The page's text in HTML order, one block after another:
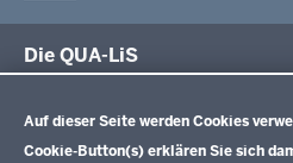
Auf dieser Seite werden Cookies
Cookie-Button(s) erklären Sie sich
Die QUA-LiS
Schulentwicklung NRW